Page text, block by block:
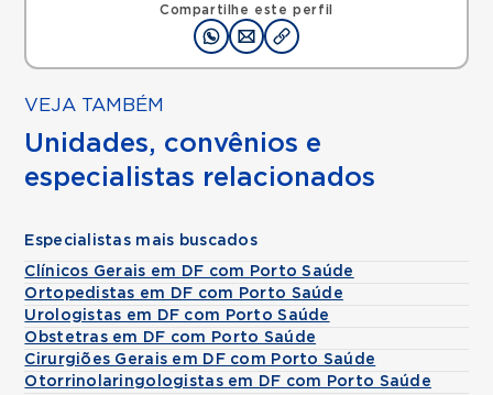
Compartilhe este perfil
VEJA TAMBÉM
Unidades, convênios e
especialistas relacionados
Especialistas mais buscados
Clínicos Gerais em DF com Porto Saúde
Ortopedistas em DF com Porto Saúde
Urologistas em DF com Porto Saúde
Obstetras em DF com Porto Saúde
Cirurgiões Gerais em DF com Porto Saúde
Otorrinolaringologistas em DF com Porto Saúde